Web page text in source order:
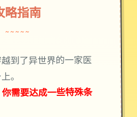
略指南
~~~~~
到了异世界的一家医
。
需要达成一些特殊条